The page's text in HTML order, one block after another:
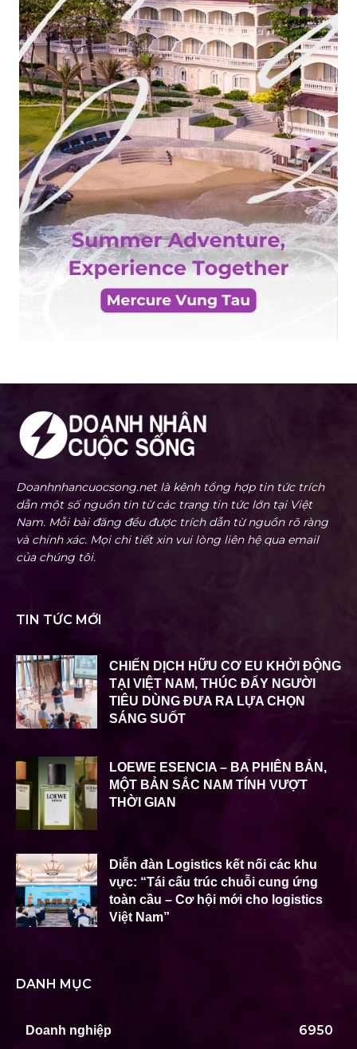
Doanhnhancuocsong.net là kênh tổng hợp tin tức trích
dẫn một số nguồn tin từ các trang tin tức lớn tại Việt
Nam. Mỗi bài đăng đều được trích dẫn từ nguồn rõ ràng
và chính xác. Mọi chi tiết xin vui lòng liên hệ qua email
của chúng tôi.
TIN TỨC MỚI
CHIẾN DỊCH HỮU CƠ EU KHỞI ĐỘNG
TẠI VIỆT NAM, THÚC ĐẨY NGƯỜI
TIÊU DÙNG ĐƯA RA LỰA CHỌN
SÁNG SUỐT
LOEWE ESENCIA – BA PHIÊN BẢN,
MỘT BẢN SẮC NAM TÍNH VƯỢT
THỜI GIAN
Diễn đàn Logistics kết nối các khu
vực: “Tái cấu trúc chuỗi cung ứng
toàn cầu – Cơ hội mới cho logistics
Việt Nam”
DANH MỤC
Doanh nghiệp 6950